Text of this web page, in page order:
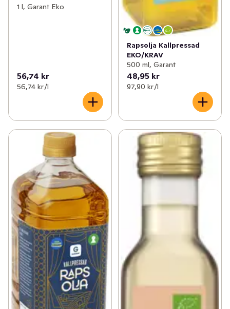
1 l, Garant Eko
56,74 kr
56,74 kr /l
Rapsolja Kallpressad
EKO/KRAV
500 ml, Garant
48,95 kr
97,90 kr /l